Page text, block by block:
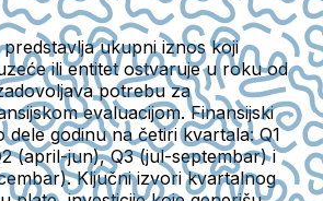
ukupni iznos koji
ili entitet ostvaruje u roku od
potrebu za
evaluacijom. Finansijski
dele godinu na četiri kvartala: Q1
(april-jun), Q3 (jul-septembar) i
Ključni izvori kvartalnog